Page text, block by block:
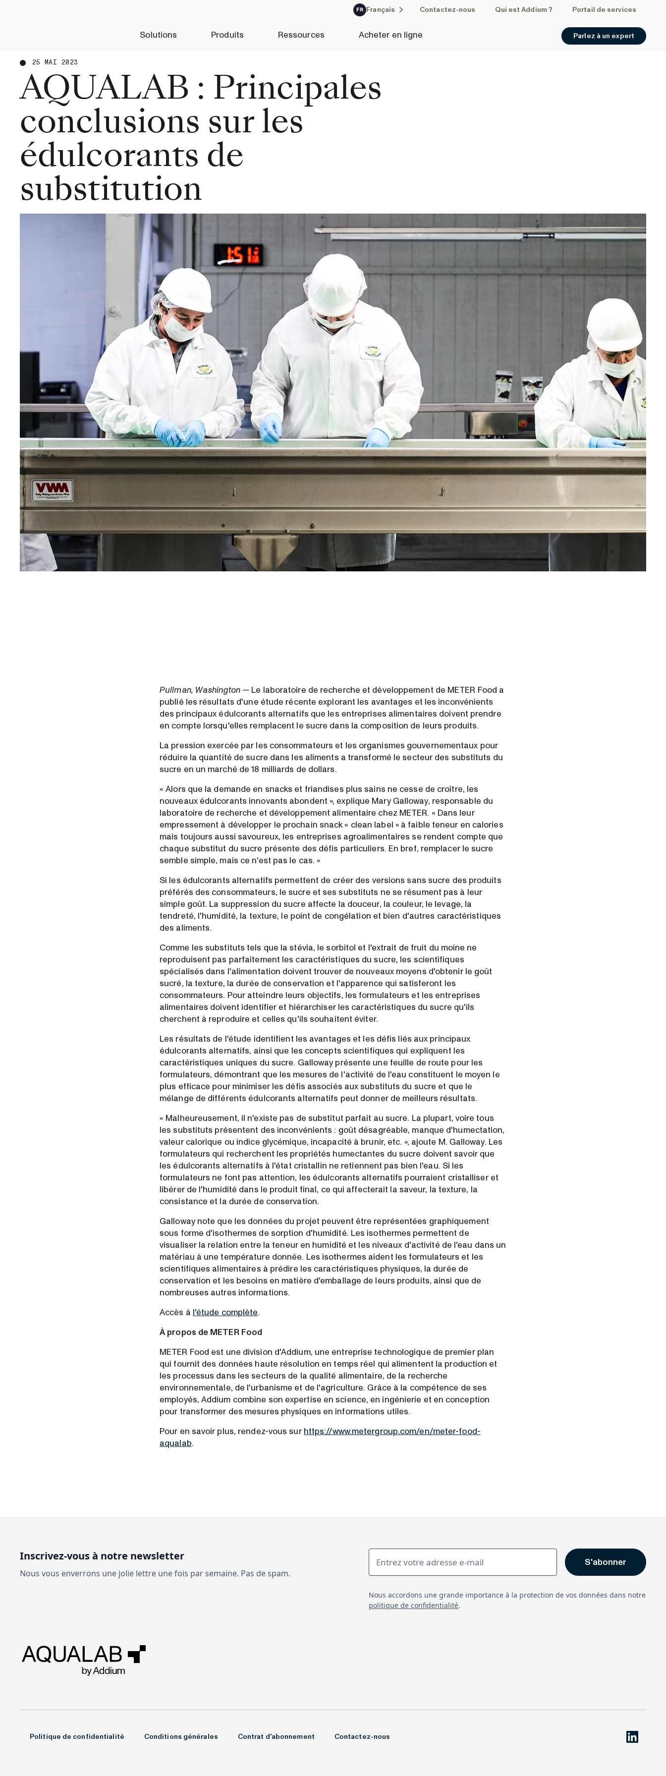
FR Français Contactez-nous Qui est Addium ? Portail de services
Solutions Produits Ressources Acheter en ligne Parlez à un expert
25 MAI 2023
AQUALAB : Principales
conclusions sur les
édulcorants de
substitution
Pullman, Washington — Le laboratoire de recherche et développement de METER Food a
publié les résultats d'une étude récente explorant les avantages et les inconvénients
des principaux édulcorants alternatifs que les entreprises alimentaires doivent prendre
en compte lorsqu'elles remplacent le sucre dans la composition de leurs produits.
La pression exercée par les consommateurs et les organismes gouvernementaux pour
réduire la quantité de sucre dans les aliments a transformé le secteur des substituts du
sucre en un marché de 18 milliards de dollars.
« Alors que la demande en snacks et friandises plus sains ne cesse de croître, les
nouveaux édulcorants innovants abondent », explique Mary Galloway, responsable du
laboratoire de recherche et développement alimentaire chez METER. « Dans leur
empressement à développer le prochain snack « clean label » à faible teneur en calories
mais toujours aussi savoureux, les entreprises agroalimentaires se rendent compte que
chaque substitut du sucre présente des défis particuliers. En bref, remplacer le sucre
semble simple, mais ce n'est pas le cas. »
Si les édulcorants alternatifs permettent de créer des versions sans sucre des produits
préférés des consommateurs, le sucre et ses substituts ne se résument pas à leur
simple goût. La suppression du sucre affecte la douceur, la couleur, le levage, la
tendreté, l'humidité, la texture, le point de congélation et bien d'autres caractéristiques
des aliments.
Comme les substituts tels que la stévia, le sorbitol et l'extrait de fruit du moine ne
reproduisent pas parfaitement les caractéristiques du sucre, les scientifiques
spécialisés dans l'alimentation doivent trouver de nouveaux moyens d'obtenir le goût
sucré, la texture, la durée de conservation et l'apparence qui satisferont les
consommateurs. Pour atteindre leurs objectifs, les formulateurs et les entreprises
alimentaires doivent identifier et hiérarchiser les caractéristiques du sucre qu'ils
cherchent à reproduire et celles qu'ils souhaitent éviter.
Les résultats de l'étude identifient les avantages et les défis liés aux principaux
édulcorants alternatifs, ainsi que les concepts scientifiques qui expliquent les
caractéristiques uniques du sucre. Galloway présente une feuille de route pour les
formulateurs, démontrant que les mesures de l'activité de l'eau constituent le moyen le
plus efficace pour minimiser les défis associés aux substituts du sucre et que le
mélange de différents édulcorants alternatifs peut donner de meilleurs résultats.
« Malheureusement, il n'existe pas de substitut parfait au sucre. La plupart, voire tous
les substituts présentent des inconvénients : goût désagréable, manque d'humectation,
valeur calorique ou indice glycémique, incapacité à brunir, etc. », ajoute M. Galloway. Les
formulateurs qui recherchent les propriétés humectantes du sucre doivent savoir que
les édulcorants alternatifs à l'état cristallin ne retiennent pas bien l'eau. Si les
formulateurs ne font pas attention, les édulcorants alternatifs pourraient cristalliser et
libérer de l'humidité dans le produit final, ce qui affecterait la saveur, la texture, la
consistance et la durée de conservation.
Galloway note que les données du projet peuvent être représentées graphiquement
sous forme d'isothermes de sorption d'humidité. Les isothermes permettent de
visualiser la relation entre la teneur en humidité et les niveaux d'activité de l'eau dans un
matériau à une température donnée. Les isothermes aident les formulateurs et les
scientifiques alimentaires à prédire les caractéristiques physiques, la durée de
conservation et les besoins en matière d'emballage de leurs produits, ainsi que de
nombreuses autres informations.
Accès à l'étude complète.
À propos de METER Food
METER Food est une division d'Addium, une entreprise technologique de premier plan
qui fournit des données haute résolution en temps réel qui alimentent la production et
les processus dans les secteurs de la qualité alimentaire, de la recherche
environnementale, de l'urbanisme et de l'agriculture. Grâce à la compétence de ses
employés, Addium combine son expertise en science, en ingénierie et en conception
pour transformer des mesures physiques en informations utiles.
Pour en savoir plus, rendez-vous sur https://www.metergroup.com/en/meter-food-
aqualab.
Inscrivez-vous à notre newsletter
Nous vous enverrons une jolie lettre une fois par semaine. Pas de spam.
Nous accordons une grande importance à la protection de vos données dans notre
politique de confidentialité.
Politique de confidentialité Conditions générales Contrat d'abonnement Contactez-nous